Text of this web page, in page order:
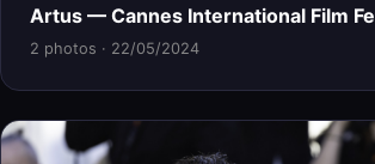
Artus — Cannes International Film
2 photos · 22/05/2024